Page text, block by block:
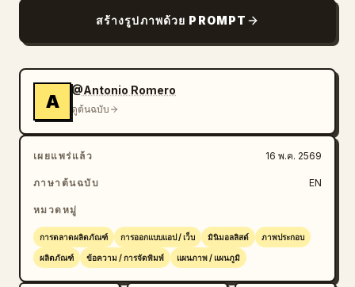
และพร้อมสำหรับการขายแบบ eCommerce
- 01 Brand Essence: แบนเนอร์ภูเขาสีแดงกว้าง 1
แผ่น พร้อมโลโก้ “THE NORTH FACE” สีขาวขนาดใหญ่
เหนือภูเขาหิมะที่ดูน่าทึ่ง
- 02 Logo Variations: แผ่นป้ายรูปแบบโลโก้ 6 แบบ:
โลโก้เต็มสี่เหลี่ยมสีแดง 1 แผ่น, โมโนแกรม “TNF”
สี่เหลี่ยมสีแดง 1 แผ่น, ไอคอนฮาล์ฟโดมแบบครอปสี่เหลี่ยม
โลโก้แบบวางซ้อนสีแดง 1 แผ่น และโลโก้สี่เหลี่ยมสีแดง
แบบมีเส้นขอบ 1 แผ่น
- 03 Icon Set: ไอคอนเส้นสีขาวบาง 12 ไอคอนบนแผง
สร้างรูปภาพด้วย PROMPT
A
@Antonio Romero
ดูต้นฉบับ
เผยแพร่แล้ว 16 พ.ค. 2569
ภาษาต้นฉบับ EN
หมวดหมู่
การตลาดผลิตภัณฑ์ การออกแบบแอป / เว็บ มินิมอลลิสต์ ภาพประกอบ
ผลิตภัณฑ์ ข้อความ / การจัดพิมพ์ แผนภาพ / แผนภูมิ